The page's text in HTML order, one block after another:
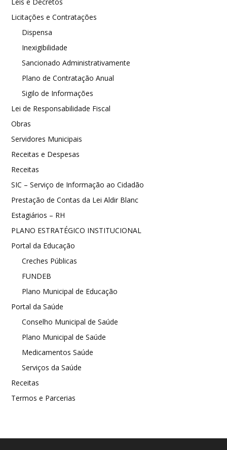
Licitações e Contratações
Dispensa
Inexigibilidade
Sancionado Administrativamente
Plano de Contratação Anual
Sigilo de Informações
Lei de Responsabilidade Fiscal
Obras
Servidores Municipais
Receitas e Despesas
Receitas
SIC – Serviço de Informação ao Cidadão
Prestação de Contas da Lei Aldir Blanc
Estagiários – RH
PLANO ESTRATÉGICO INSTITUCIONAL
Portal da Educação
Creches Públicas
FUNDEB
Plano Municipal de Educação
Portal da Saúde
Conselho Municipal de Saúde
Plano Municipal de Saúde
Medicamentos Saúde
Serviços da Saúde
Receitas
Termos e Parcerias